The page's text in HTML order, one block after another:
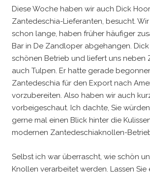
Diese Woche haben wir auch Dick
Zantedeschia-Lieferanten, besucht.
schon lange, haben früher häufiger
Bar in De Zandloper abgehangen.
schönen Betrieb und liefert uns neben
auch Tulpen. Er hatte gerade
Zantedeschia für den Export nach
vorzubereiten. Also haben wir auch
vorbeigeschaut. Ich dachte, Sie
gerne mal einen Blick hinter die
modernen Zantedeschiaknollen-
Selbst ich war überrascht, wie schön
Knollen verarbeitet werden. Lassen Sie